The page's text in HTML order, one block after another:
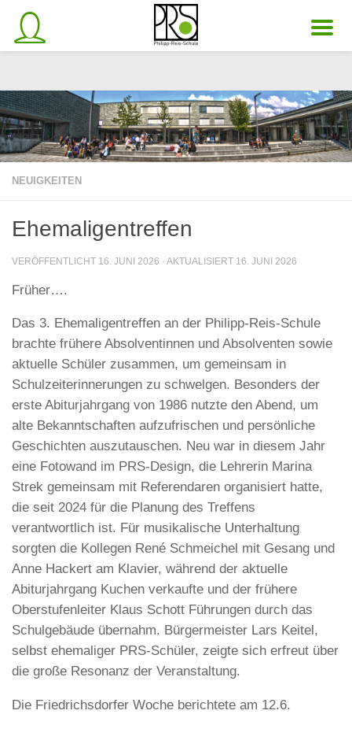
Unter dem Inhalt
NEUIGKEITEN
Ehemaligentreffen
VERÖFFENTLICHT 16. JUNI 2026 · AKTUALISIERT 16. JUNI 2026
Früher….
Das 3. Ehemaligentreffen an der Philipp-Reis-Schule
brachte frühere Absolventinnen und Absolventen sowie
aktuelle Schüler zusammen, um gemeinsam in
Schulzeiterinnerungen zu schwelgen. Besonders der
erste Abiturjahrgang von 1986 nutzte den Abend, um
alte Bekanntschaften aufzufrischen und persönliche
Geschichten auszutauschen. Neu war in diesem Jahr
eine Fotowand im PRS-Design, die Lehrerin Marina
Strek gemeinsam mit Referendaren organisiert hatte,
die seit 2024 für die Planung des Treffens
verantwortlich ist. Für musikalische Unterhaltung
sorgten die Kollegen René Schmeichel mit Gesang und
Anne Hackert am Klavier, während der aktuelle
Abiturjahrgang Kuchen verkaufte und der frühere
Oberstufenleiter Klaus Schott Führungen durch das
Schulgebäude übernahm. Bürgermeister Lars Keitel,
selbst ehemaliger PRS-Schüler, zeigte sich erfreut über
die große Resonanz der Veranstaltung.
Die Friedrichsdorfer Woche berichtete am 12.6.